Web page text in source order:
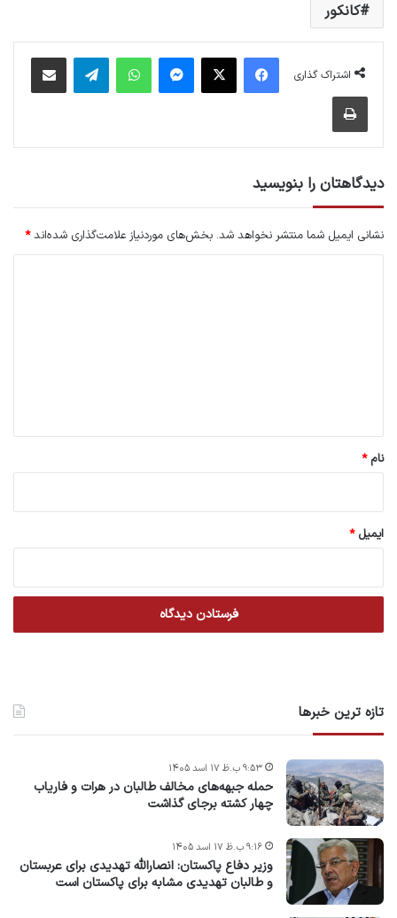
کانکور
اشتراک گذاری
فیس بوک X پیام رسان واتس آپ تلگرام اشتراک گذاری از طریق ایمیل
چاپ
دیدگاهتان را بنویسید
نشانی ایمیل شما منتشر نخواهد شد. بخش‌های موردنیاز علامت‌گذاری شده‌اند*
نام*
ایمیل*
تازه ترین خبرها
حمله جبهه‌های مخالف طالبان در هرات و فاریاب
چهار کشته برجای گذاشت
۹:۵۳ ب.ظ ۱۷ اسد ۱۴۰۵
وزیر دفاع پاکستان: انصارالله تهدیدی برای عربستان
و طالبان تهدیدی مشابه برای پاکستان است
۹:۱۶ ب.ظ ۱۷ اسد ۱۴۰۵